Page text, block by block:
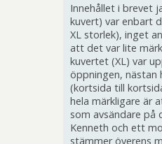
Innehållet i brevet
kuvert) var enbart
XL storlek), inget
att det var lite
kuvertet (XL) var
öppningen, nästan
(kortsida till
hela märkligare är
som avsändare
Kenneth och ett
stämmer överens